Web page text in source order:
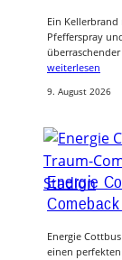
Ein
Pfefferspray
weiterlesen
9. August 2026
Energie
Energie
einen